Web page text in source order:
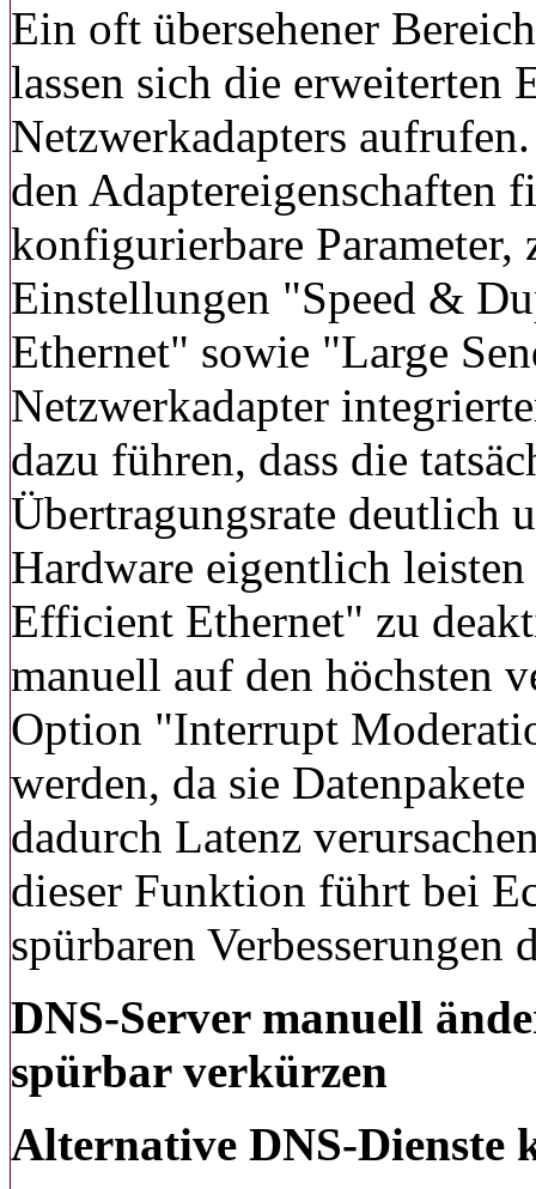
Ein oft übersehener
lassen sich die erweiterten
Netzwerkadapters
den Adaptereigenschaften
konfigurierbare Parameter,
Einstellungen "Speed &
Ethernet" sowie "Large
Netzwerkadapter
dazu führen, dass die
Übertragungsrate deutlich
Hardware eigentlich
Efficient Ethernet" zu
manuell auf den höchsten
Option "Interrupt
werden, da sie
dadurch Latenz
dieser Funktion führt bei
spürbaren Verbesserungen
DNS-Server manuell
spürbar verkürzen
Alternative DNS-Dienste